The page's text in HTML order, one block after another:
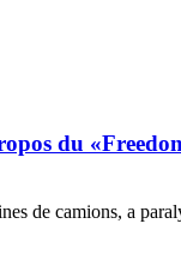
du
de camions, a